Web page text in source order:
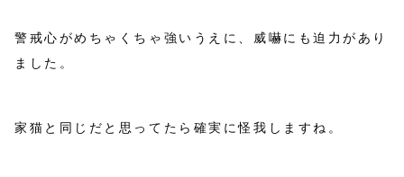
警戒心がめちゃくちゃ強いうえに、威嚇にも迫力があり
ました。
家猫と同じだと思ってたら確実に怪我しますね。